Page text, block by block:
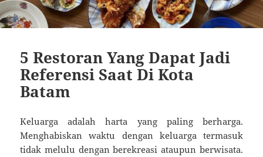
5 Restoran Yang Dapat Jadi
Referensi Saat Di Kota
Batam
Keluarga adalah harta yang paling berharga.
Menghabiskan waktu dengan keluarga termasuk
tidak melulu dengan berekreasi ataupun berwisata.